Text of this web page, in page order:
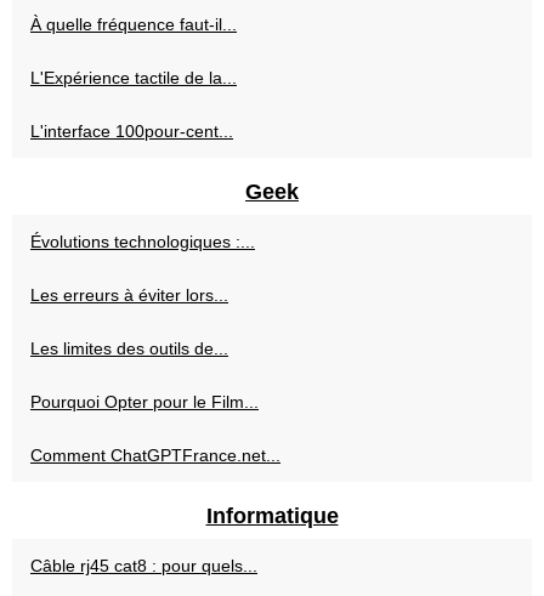
À quelle fréquence faut-il...
L'Expérience tactile de la...
L'interface 100pour-cent...
Geek
Évolutions technologiques :...
Les erreurs à éviter lors...
Les limites des outils de...
Pourquoi Opter pour le Film...
Comment ChatGPTFrance.net...
Informatique
Câble rj45 cat8 : pour quels...